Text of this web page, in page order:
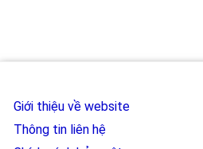
Giới thiệu về website
Thông tin liên hệ